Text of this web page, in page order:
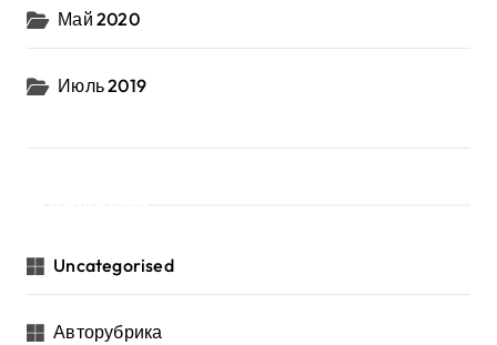
Май 2020
Июль 2019
Uncategorised
Авторубрика